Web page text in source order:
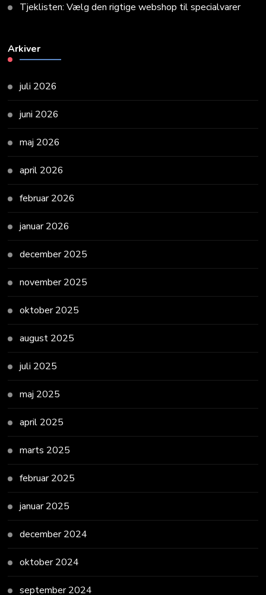
Tjeklisten: Vælg den rigtige webshop til specialvarer
Arkiver
juli 2026
juni 2026
maj 2026
april 2026
februar 2026
januar 2026
december 2025
november 2025
oktober 2025
august 2025
juli 2025
maj 2025
april 2025
marts 2025
februar 2025
januar 2025
december 2024
oktober 2024
september 2024